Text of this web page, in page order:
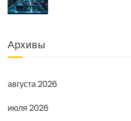
Архивы
августа 2026
июля 2026